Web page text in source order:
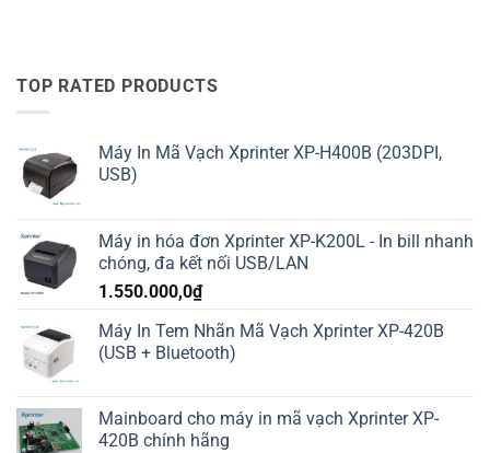
TOP RATED PRODUCTS
Máy In Mã Vạch Xprinter XP-H400B (203DPI,
USB)
Máy in hóa đơn Xprinter XP-K200L - In bill nhanh
chóng, đa kết nối USB/LAN
1.550.000,0₫
Máy In Tem Nhãn Mã Vạch Xprinter XP-420B
(USB + Bluetooth)
Mainboard cho máy in mã vạch Xprinter XP-
420B chính hãng